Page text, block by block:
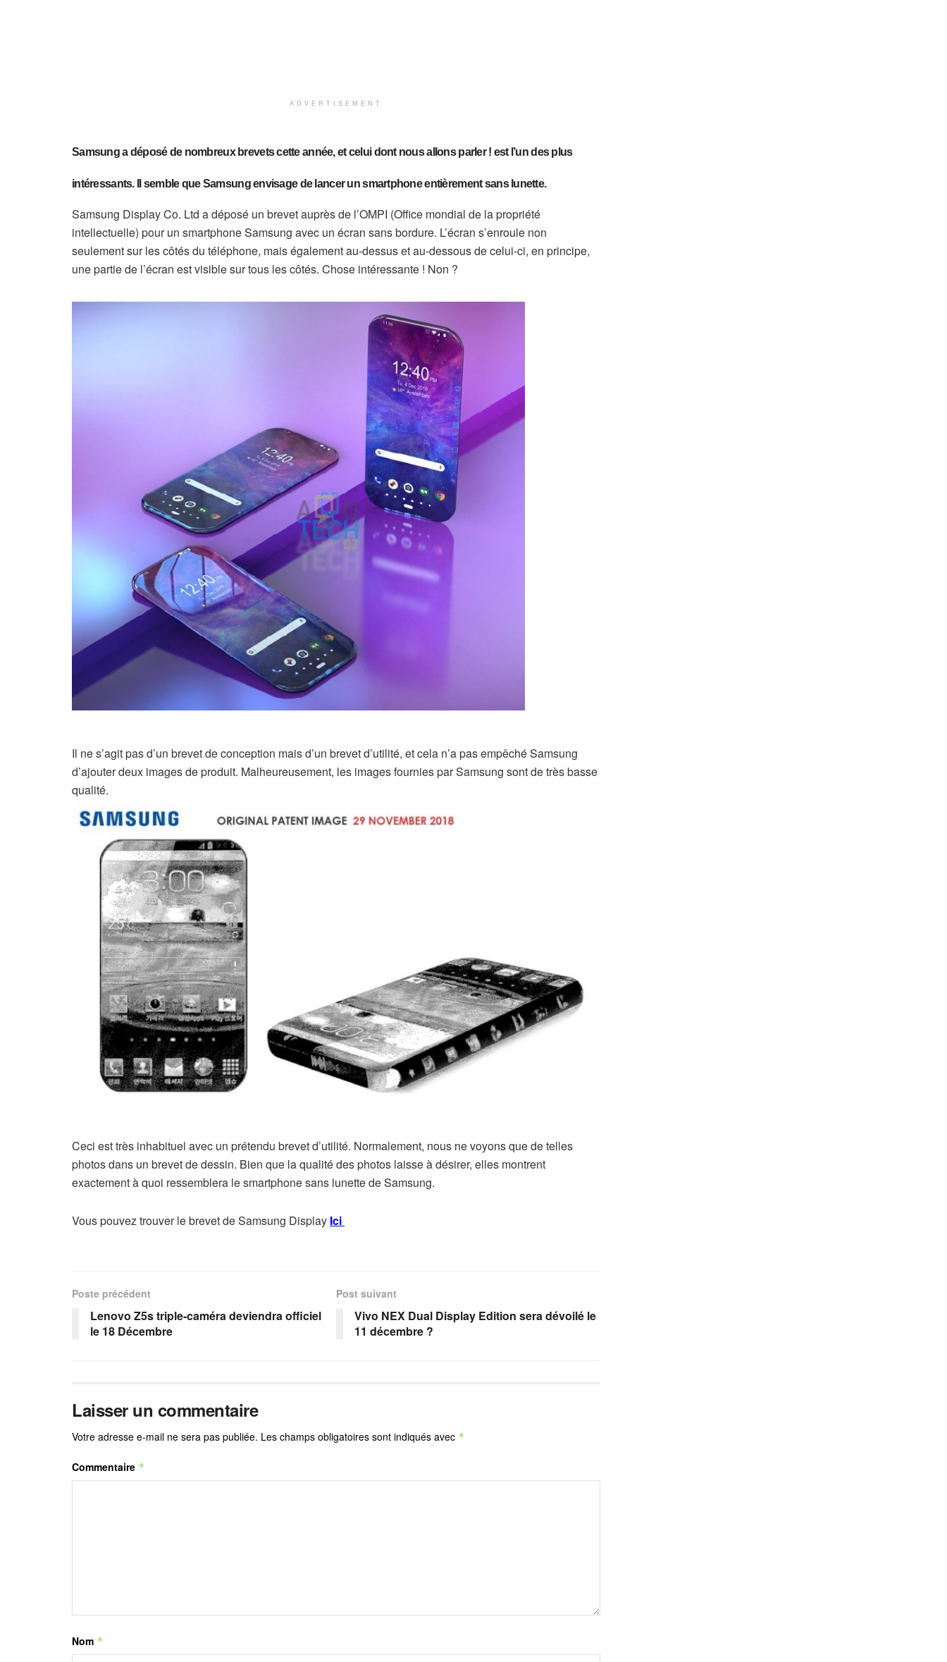
ADVERTISEMENT
Samsung a déposé de nombreux brevets cette année, et celui dont nous allons parler ! est l’un des plus
intéressants. Il semble que Samsung envisage de lancer un smartphone entièrement sans lunette.
Samsung Display Co. Ltd a déposé un brevet auprès de l’OMPI (Office mondial de la propriété
intellectuelle) pour un smartphone Samsung avec un écran sans bordure. L’écran s’enroule non
seulement sur les côtés du téléphone, mais également au-dessus et au-dessous de celui-ci, en principe,
une partie de l’écran est visible sur tous les côtés. Chose intéressante ! Non ?
Il ne s’agit pas d’un brevet de conception mais d’un brevet d’utilité, et cela n’a pas empêché Samsung
d’ajouter deux images de produit. Malheureusement, les images fournies par Samsung sont de très basse
qualité.
Ceci est très inhabituel avec un prétendu brevet d’utilité. Normalement, nous ne voyons que de telles
photos dans un brevet de dessin. Bien que la qualité des photos laisse à désirer, elles montrent
exactement à quoi ressemblera le smartphone sans lunette de Samsung.
Vous pouvez trouver le brevet de Samsung Display Ici
Poste précédent
Lenovo Z5s triple-caméra deviendra officiel
le 18 Décembre
Post suivant
Vivo NEX Dual Display Edition sera dévoilé le
11 décembre ?
Laisser un commentaire
Votre adresse e-mail ne sera pas publiée. Les champs obligatoires sont indiqués avec *
Commentaire *
Nom *